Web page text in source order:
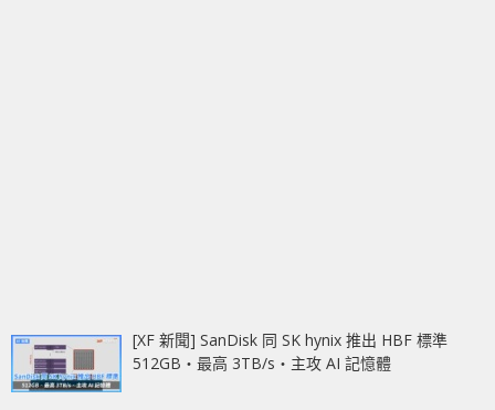
[XF 新聞] SanDisk 同 SK hynix 推出 HBF 標準
512GB‧最高 3TB/s‧主攻 AI 記憶體